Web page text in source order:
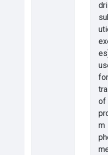
of
m